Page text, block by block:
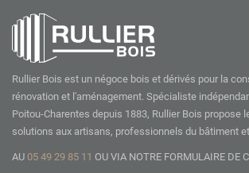
Rullier Bois est un négoce bois et dérivés pour la
rénovation et l'aménagement. Spécialiste
Poitou-Charentes depuis 1883, Rullier Bois propose
solutions aux artisans, professionnels du bâtiment
AU 05 49 29 85 11 OU VIA NOTRE FORMULAIRE DE